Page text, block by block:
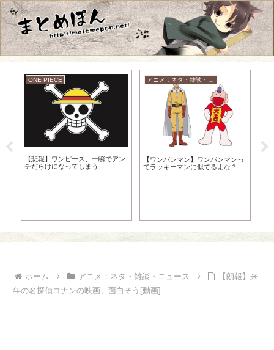
ONE PIECE
【悲報】ワンピース、一瞬でアン
チだらけになってしまう
アニメ：ネタ・雑談・ニュース
【ワンパンマン】ワンパンマンっ
てラッキーマンに似てるよな？
ホーム アニメ：ネタ・雑談・ニュース
【朗報】来
年の名探偵コナンの映画、面白そう[動画]